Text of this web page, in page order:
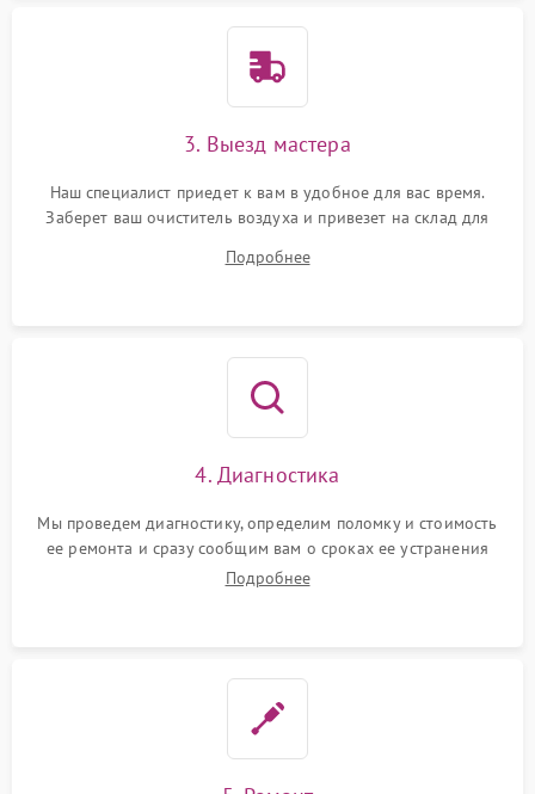
3. Выезд мастера
Наш специалист приедет к вам в удобное для вас время.
Заберет ваш очиститель воздуха и привезет на склад для
Подробнее
4. Диагностика
Мы проведем диагностику, определим поломку и стоимость
ее ремонта и сразу сообщим вам о сроках ее устранения
Подробнее